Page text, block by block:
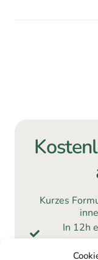
Kurzes
In 12h